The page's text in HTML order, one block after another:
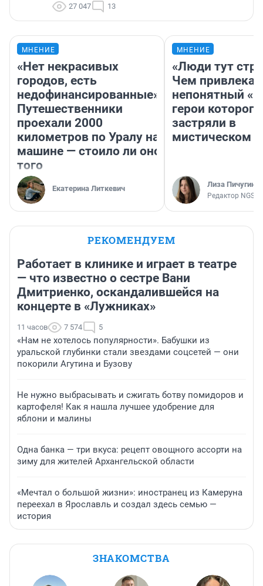
27 047 13
МНЕНИЕ
«Нет некрасивых
городов, есть
недофинансированные».
Путешественники
проехали 2000
километров по Уралу на
машине — стоило ли оно
того
Екатерина Литкевич
МНЕНИЕ
«Люди тут
Чем
непонятный
герои которого
застряли в
мистическом
Лиза Пичугина
Редактор
РЕКОМЕНДУЕМ
Работает в клинике и играет в театре
— что известно о сестре Вани
Дмитриенко, оскандалившейся на
концерте в «Лужниках»
11 часов 7 574 5
«Нам не хотелось популярности». Бабушки из
уральской глубинки стали звездами соцсетей — они
покорили Агутина и Бузову
Не нужно выбрасывать и сжигать ботву помидоров и
картофеля! Как я нашла лучшее удобрение для
яблони и малины
Одна банка — три вкуса: рецепт овощного ассорти на
зиму для жителей Архангельской области
«Мечтал о большой жизни»: иностранец из Камеруна
переехал в Ярославль и создал здесь семью —
история
ЗНАКОМСТВА